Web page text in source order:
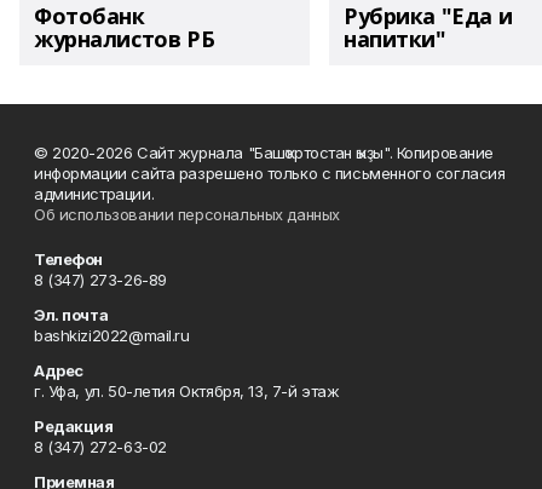
Фотобанк
журналистов РБ
Рубрика "Еда и
напитки"
© 2020-2026 Сайт журнала "Башҡортостан ҡыҙы". Копирование
информации сайта разрешено только с письменного согласия
администрации.
Об использовании персональных данных
Телефон
8 (347) 273-26-89
Эл. почта
bashkizi2022@mail.ru
Адрес
г. Уфа, ул. 50-летия Октября, 13, 7-й этаж
Редакция
8 (347) 272-63-02
Приемная